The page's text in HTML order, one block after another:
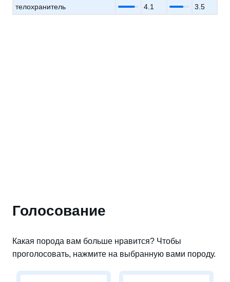
телохранитель
4.1 3.5
Голосование
Какая порода вам больше нравится? Чтобы
проголосовать, нажмите на выбранную вами породу.